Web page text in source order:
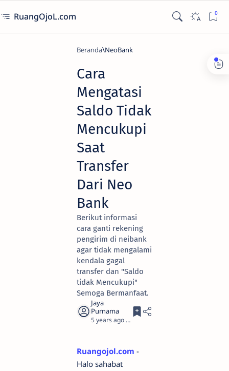
RuangOjoL.com
Beranda NeoBank
Cara
Mengatasi
Saldo Tidak
Mencukupi
Saat
Transfer
Dari Neo
Bank
Berikut informasi
cara ganti rekening
pengirim di neibank
agar tidak mengalami
kendala gagal
transfer dan "Saldo
tidak Mencukupi"
Semoga Bermanfaat.
5 years ago 2
Ruangojol.com -
Halo sahabat